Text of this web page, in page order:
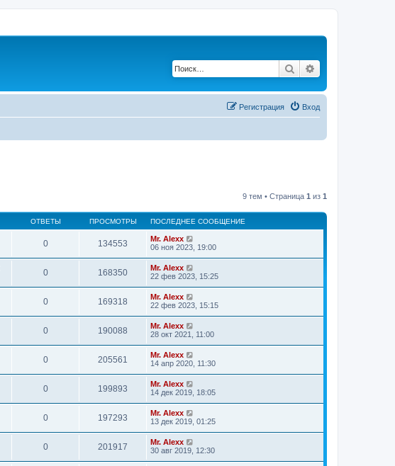
Поиск
Вход
Регистрация
9 тем • Страница 1 из 1
ОТВЕТЫ ПРОСМОТРЫ ПОСЛЕДНЕЕ СООБЩЕНИЕ
0 134553
Mr. Alexx
06 ноя 2023, 19:00
0 168350
Mr. Alexx
22 фев 2023, 15:25
0 169318
Mr. Alexx
22 фев 2023, 15:15
0 190088
Mr. Alexx
28 окт 2021, 11:00
0 205561
Mr. Alexx
14 апр 2020, 11:30
0 199893
Mr. Alexx
14 дек 2019, 18:05
0 197293
Mr. Alexx
13 дек 2019, 01:25
0 201917
Mr. Alexx
30 авг 2019, 12:30